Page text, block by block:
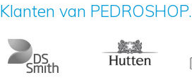
Klanten van